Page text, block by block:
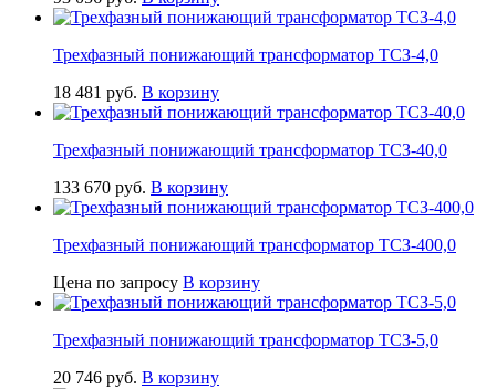
Трехфазный понижающий трансформатор ТСЗ-4,0
18 481 руб. В корзину
Трехфазный понижающий трансформатор ТСЗ-40,0
133 670 руб. В корзину
Трехфазный понижающий трансформатор ТСЗ-400,0
Цена по запросу В корзину
Трехфазный понижающий трансформатор ТСЗ-5,0
20 746 руб. В корзину